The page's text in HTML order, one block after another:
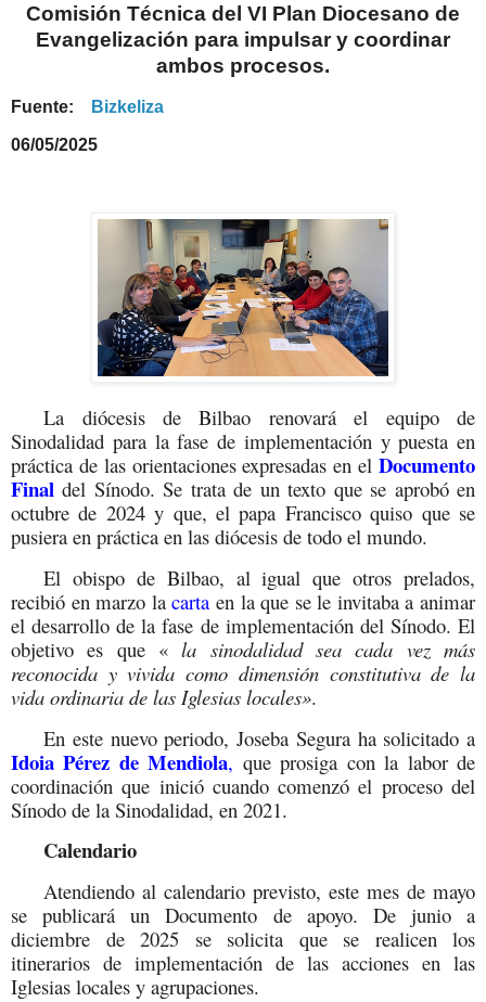
Comisión Técnica del VI Plan Diocesano de
Evangelización para impulsar y coordinar
ambos procesos.
Fuente: Bizkeliza
06/05/2025
La diócesis de Bilbao renovará el equipo de
Sinodalidad para la fase de implementación y puesta en
práctica de las orientaciones expresadas en el Documento
Finaldel Sínodo. Se trata de un texto que se aprobó en
octubre de 2024 y que, el papa Francisco quiso que se
pusiera en práctica en las diócesis de todo el mundo.
El obispo de Bilbao, al igual que otros prelados,
recibió en marzo lacarta en la que se le invitaba a animar
el desarrollo de la fase de implementación del Sínodo. El
objetivo es que « la sinodalidad sea cada vez más
reconocida y vivida como dimensión constitutiva de la
vida ordinaria de las Iglesias locales».
En este nuevo periodo, Joseba Segura ha solicitado a
Idoia Pérez de Mendiola, que prosiga con la labor de
coordinación que inició cuando comenzó el proceso del
Sínodo de la Sinodalidad, en 2021.
Calendario
Atendiendo al calendario previsto, este mes de mayo
se publicará un Documento de apoyo. De junio a
diciembre de 2025 se solicita que se realicen los
itinerarios de implementación de las acciones en las
Iglesias locales y agrupaciones.